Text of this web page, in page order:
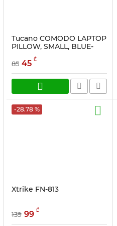
Tucano COMODO LAPTOP
PILLOW, SMALL, BLUE-
სასაქონლო კოდი:
85 45 ₾
-28.78 %
Xtrike FN-813
139 99 ₾